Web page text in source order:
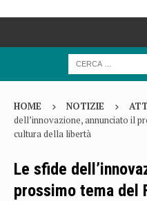
HOME NOTIZIE
dell’innovazione, annunciato il
cultura della libertà
Le sfide
prossimo tema del